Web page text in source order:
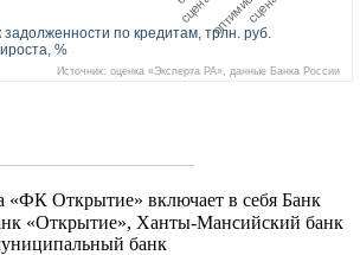
задолженности по кредитам, трлн. руб.
%
Источник: оценка «Эксперта РА», данные Банка России
«ФК Открытие» включает в себя Банк
«Открытие», Ханты-Мансийский банк
банк